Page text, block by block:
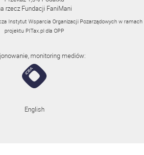
rzecz Fundacji FaniMani
Instytut Wsparcia Organizacji Pozarządowych w ramach
projektu PITax.pl dla OPP
monitoring mediów:
English